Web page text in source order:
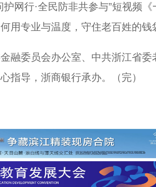
行·全民防非共参与”短视频《
用专业与温度，守住老百姓的钱
委员会办公室、中共浙江省委
指导，浙商银行承办。（完）